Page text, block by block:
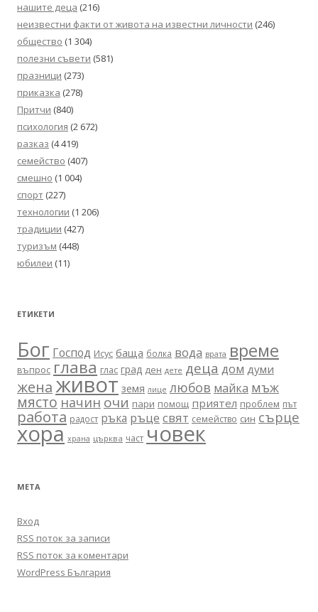
нашите деца (216)
неизвестни факти от живота на известни личности (246)
общество (1 304)
полезни съвети (581)
празници (273)
приказка (278)
Притчи (840)
психология (2 672)
разказ (4 419)
семейство (407)
смешно (1 004)
спорт (227)
технологии (1 206)
традиции (427)
туризъм (448)
юбилеи (11)
ЕТИКЕТИ
Бог Господ Исус баща болка вода врата време
въпрос глава глас град ден дете деца дом думи
женаживот земя лице любов майка мъж
място начин очи пари помощ приятел проблем път
работа радост ръка ръце свят семейство син сърце
хора храна църква част човек
МЕТА
Вход
RSS поток за записи
RSS поток за коментари
WordPress България